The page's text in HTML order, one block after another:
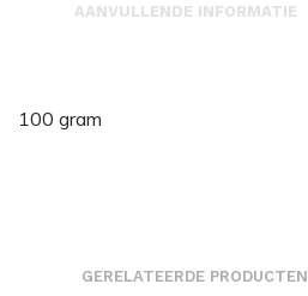
AANVULLENDE INFORMATIE
100 gram
GERELATEERDE PRODUCTEN